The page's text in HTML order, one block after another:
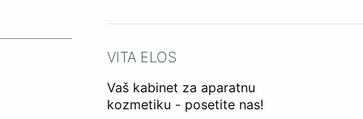
VITA ELOS
Vaš kabinet za aparatnu
kozmetiku - posetite nas!